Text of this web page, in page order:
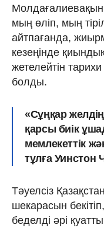
мың өліп, мың
айтпағанда,
кезеңінде
жетелейтін
болды.
«Сұңқар
қарсы биік
мемлекеттік
тұлға Уинстон
Тәуелсіз
шекарасын
беделді әрі